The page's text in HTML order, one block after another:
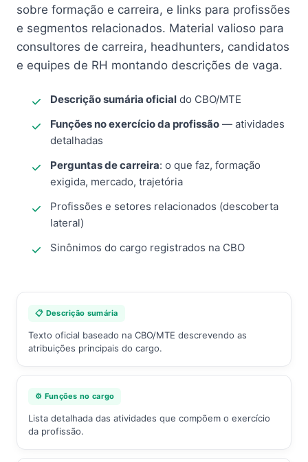
sobre formação e carreira, e links para profissões
e segmentos relacionados. Material valioso para
consultores de carreira, headhunters, candidatos
e equipes de RH montando descrições de vaga.
Descrição sumária oficial do CBO/MTE
Funções no exercício da profissão — atividades
detalhadas
Perguntas de carreira: o que faz, formação
exigida, mercado, trajetória
Profissões e setores relacionados (descoberta
lateral)
Sinônimos do cargo registrados na CBO
📋 Descrição sumária
Texto oficial baseado na CBO/MTE descrevendo as
atribuições principais do cargo.
⚙️ Funções no cargo
Lista detalhada das atividades que compõem o exercício
da profissão.